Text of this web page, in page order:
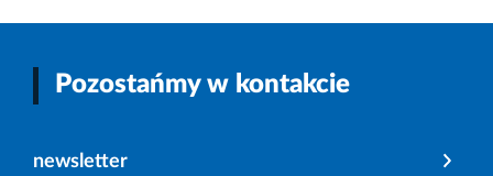
Pozostańmy w kontakcie
newsletter